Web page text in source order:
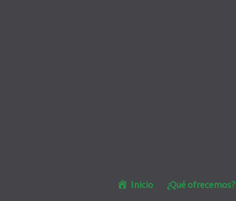
Inicio ¿Qué ofrecemos?